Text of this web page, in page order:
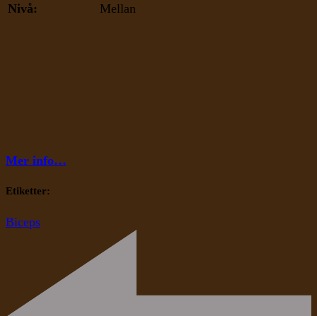
Nivå:
Mellan
Mer info…
Etiketter:
Biceps
Inläggsnavigering